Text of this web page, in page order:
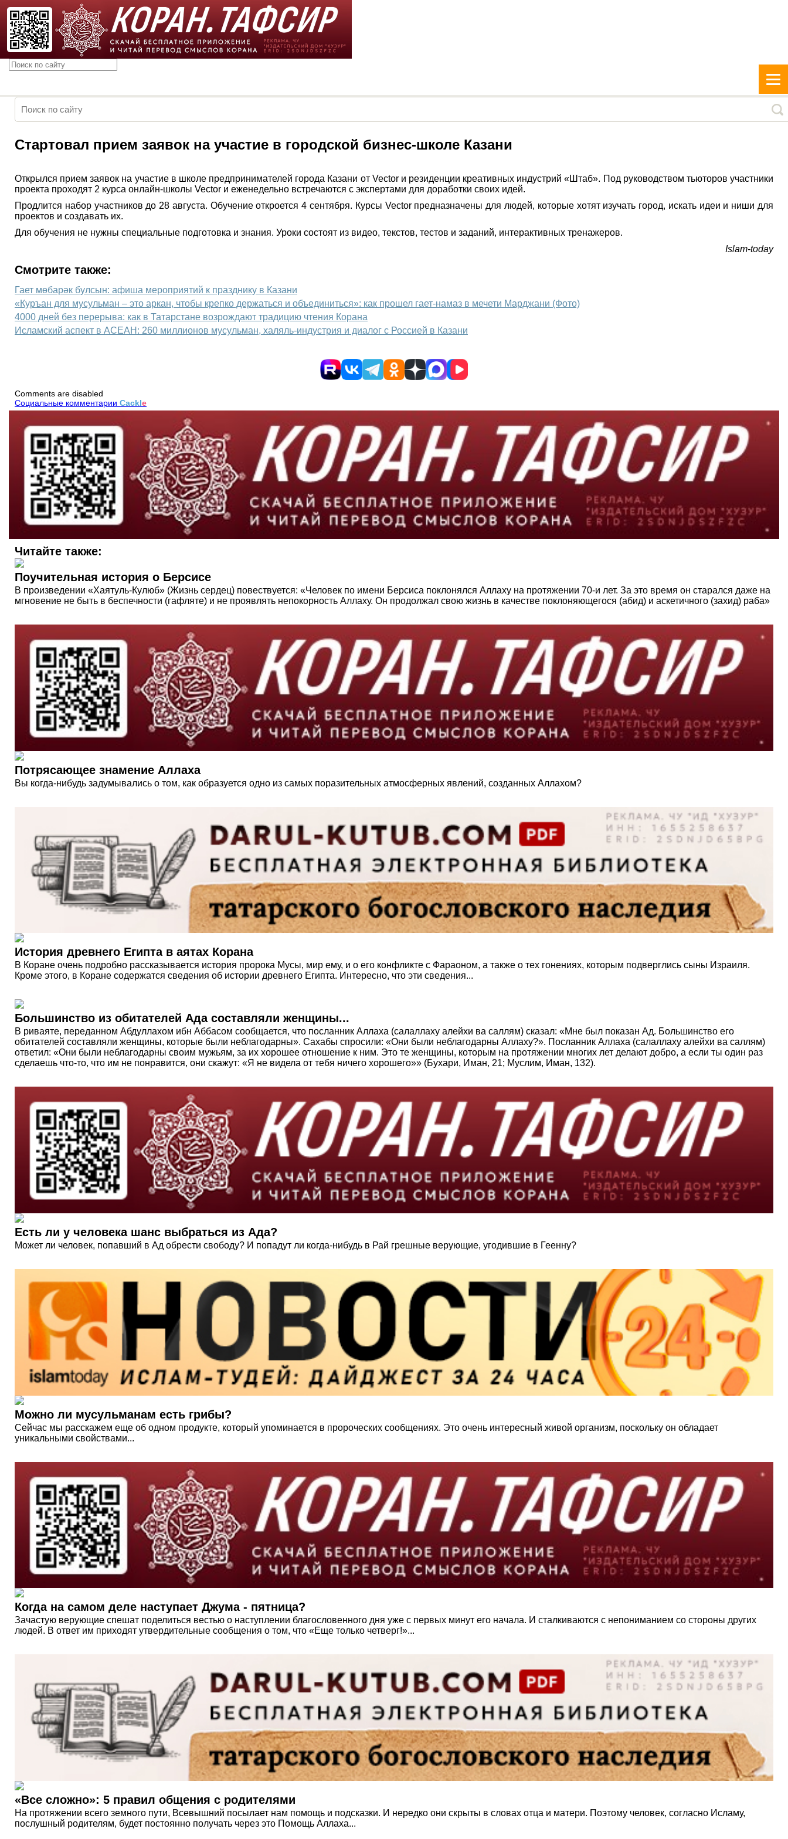
Стартовал прием заявок на участие в городской бизнес-школе Казани
Открылся прием заявок на участие в школе предпринимателей города Казани от Vector и резиденции креативных индустрий «Штаб». Под руководством тьюторов участники
проекта проходят 2 курса онлайн-школы Vector и еженедельно встречаются с экспертами для доработки своих идей.
Продлится набор участников до 28 августа. Обучение откроется 4 сентября. Курсы Vector предназначены для людей, которые хотят изучать город, искать идеи и ниши для
проектов и создавать их.
Для обучения не нужны специальные подготовка и знания. Уроки состоят из видео, текстов, тестов и заданий, интерактивных тренажеров.
Islam-today
Смотрите также:
Гает мөбарәк булсын: афиша мероприятий к празднику в Казани
«Куръан для мусульман – это аркан, чтобы крепко держаться и объединиться»: как прошел гает-намаз в мечети Марджани (Фото)
4000 дней без перерыва: как в Татарстане возрождают традицию чтения Корана
Исламский аспект в АСЕАН: 260 миллионов мусульман, халяль-индустрия и диалог с Россией в Казани
Comments are disabled
Социальные комментарии Cackle
Читайте также:
Поучительная история о Берсисе
В произведении «Хаятуль-Кулюб» (Жизнь сердец) повествуется: «Человек по имени Берсиса поклонялся Аллаху на протяжении 70-и лет. За это время он старался даже на
мгновение не быть в беспечности (гафляте) и не проявлять непокорность Аллаху. Он продолжал свою жизнь в качестве поклоняющегося (абид) и аскетичного (захид) раба»
Потрясающее знамение Аллаха
Вы когда-нибудь задумывались о том, как образуется одно из самых поразительных атмосферных явлений, созданных Аллахом?
История древнего Египта в аятах Корана
В Коране очень подробно рассказывается история пророка Мусы, мир ему, и о его конфликте с Фараоном, а также о тех гонениях, которым подверглись сыны Израиля.
Кроме этого, в Коране содержатся сведения об истории древнего Египта. Интересно, что эти сведения...
Большинство из обитателей Ада составляли женщины...
В риваяте, переданном Абдуллахом ибн Аббасом сообщается, что посланник Аллаха (салаллаху алейхи ва саллям) сказал: «Мне был показан Ад. Большинство его
обитателей составляли женщины, которые были неблагодарны». Сахабы спросили: «Они были неблагодарны Аллаху?». Посланник Аллаха (салаллаху алейхи ва саллям)
ответил: «Они были неблагодарны своим мужьям, за их хорошее отношение к ним. Это те женщины, которым на протяжении многих лет делают добро, а если ты один раз
сделаешь что-то, что им не понравится, они скажут: «Я не видела от тебя ничего хорошего»» (Бухари, Иман, 21; Муслим, Иман, 132).
Есть ли у человека шанс выбраться из Ада?
Может ли человек, попавший в Ад обрести свободу? И попадут ли когда-нибудь в Рай грешные верующие, угодившие в Геенну?
Можно ли мусульманам есть грибы?
Сейчас мы расскажем еще об одном продукте, который упоминается в пророческих сообщениях. Это очень интересный живой организм, поскольку он обладает
уникальными свойствами...
Когда на самом деле наступает Джума - пятница?
Зачастую верующие спешат поделиться вестью о наступлении благословенного дня уже с первых минут его начала. И сталкиваются с непониманием со стороны других
людей. В ответ им приходят утвердительные сообщения о том, что «Еще только четверг!»...
«Все сложно»: 5 правил общения с родителями
На протяжении всего земного пути, Всевышний посылает нам помощь и подсказки. И нередко они скрыты в словах отца и матери. Поэтому человек, согласно Исламу,
послушный родителям, будет постоянно получать через это Помощь Аллаха...